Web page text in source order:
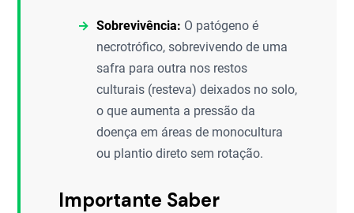
Sobrevivência: O patógeno é
necrotrófico, sobrevivendo de uma
safra para outra nos restos
culturais (resteva) deixados no solo,
o que aumenta a pressão da
doença em áreas de monocultura
ou plantio direto sem rotação.
Importante Saber